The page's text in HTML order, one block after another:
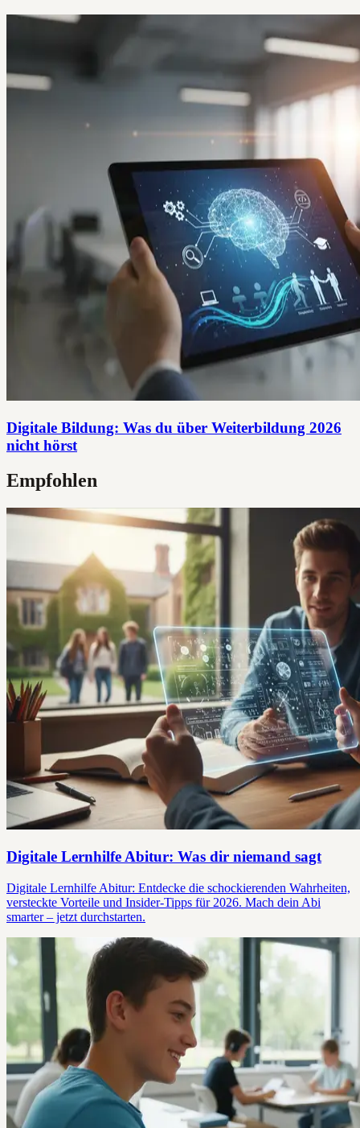
Digitale Bildung: Was du über Weiterbildung 2026
nicht hörst
Empfohlen
Digitale Lernhilfe Abitur: Was dir niemand sagt
Digitale Lernhilfe Abitur: Entdecke die schockierenden Wahrheiten,
versteckte Vorteile und Insider-Tipps für 2026. Mach dein Abi
smarter – jetzt durchstarten.